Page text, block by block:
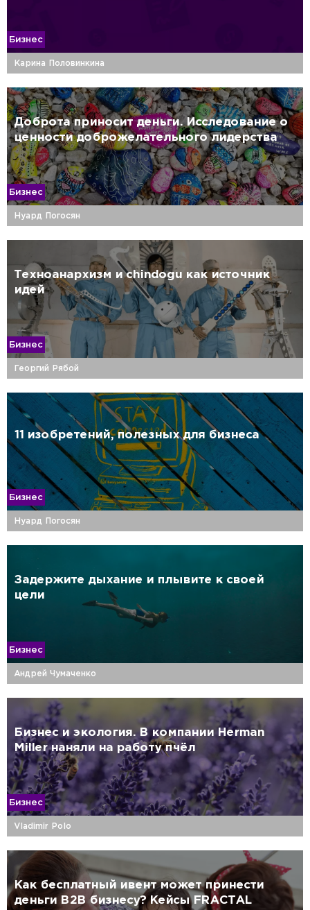
Бизнес
Карина Половинкина
Доброта приносит деньги. Исследование о
ценности доброжелательного лидерства
Бизнес
Нуард Погосян
Техноанархизм и chindogu как источник
идей
Бизнес
Георгий Рябой
11 изобретений, полезных для бизнеса
Бизнес
Нуард Погосян
Задержите дыхание и плывите к своей
цели
Бизнес
Андрей Чумаченко
Бизнес и экология. В компании Herman
Miller наняли на работу пчёл
Бизнес
Vladimir Polo
Как бесплатный ивент может принести
деньги B2B бизнесу? Кейсы FRACTAL